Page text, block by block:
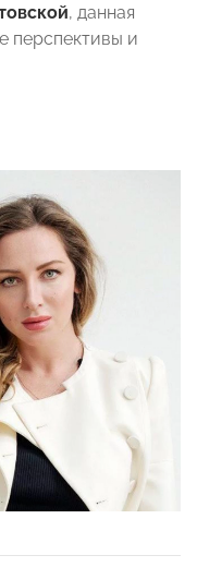
, данная
перспективы и